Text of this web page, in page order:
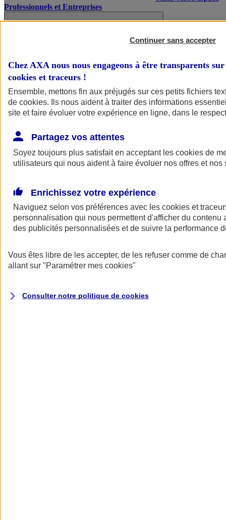
Professionnels et Entreprises
AXA Assurance
Continuer sans accepter
Chez AXA nous nous engageons à être transparents
cookies et traceurs !
Ensemble, mettons fin aux préjugés sur ces petits fichiers
de cookies. Ils nous aident à traiter des informations
site et faire évoluer votre expérience en ligne, dans le
Partagez vos attentes
Soyez toujours plus satisfait en acceptant les cookies de
utilisateurs qui nous aident à faire évoluer nos offres et nos
Enrichissez votre expérience
Naviguez selon vos préférences avec les cookies et
personnalisation qui nous permettent d'afficher du contenu
des publicités personnalisées et de suivre la performance
Vous êtes libre de les accepter, de les refuser comme de
allant sur "Paramétrer mes cookies"
Consulter notre politique de cookies